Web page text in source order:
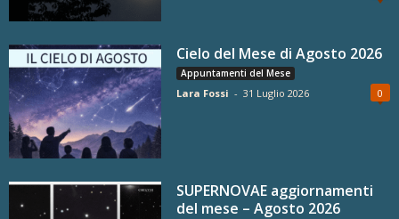
Cielo del Mese di Agosto 2026
Appuntamenti del Mese
Lara Fossi - 31 Luglio 2026 0
SUPERNOVAE aggiornamenti
del mese – Agosto 2026